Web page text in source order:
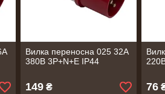
Вилка переносна 025 32А
380В 3Р+N+Е IP44
149₴ 76